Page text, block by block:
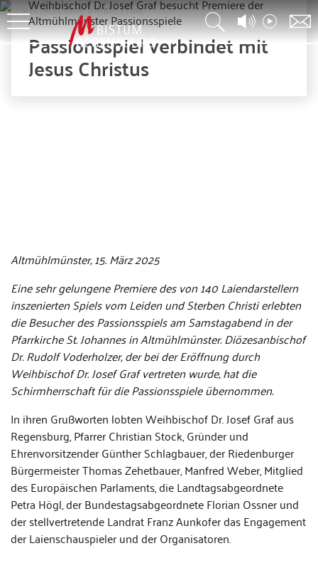
Weihbischof Dr. Josef Graf besucht Premiere der
Altmühlmünster Passionsspiele
Passionsspiel verbindet mit
Jesus Christus
Altmühlmünster, 15. März 2025
Eine sehr gelungene Premiere des von 140 Laiendarstellern
inszenierten Spiels vom Leiden und Sterben Christi erlebten
die Besucher des Passionsspiels am Samstagabend in der
Pfarrkirche St. Johannes in Altmühlmünster. Diözesanbischof
Dr. Rudolf Voderholzer, der bei der Eröffnung durch
Weihbischof Dr. Josef Graf vertreten wurde, hat die
Schirmherrschaft für die Passionsspiele übernommen.
In ihren Grußworten lobten Weihbischof Dr. Josef Graf aus
Regensburg, Pfarrer Christian Stock, Gründer und
Ehrenvorsitzender Günther Schlagbauer, der Riedenburger
Bürgermeister Thomas Zehetbauer, Manfred Weber, Mitglied
des Europäischen Parlaments, die Landtagsabgeordnete
Petra Högl, der Bundestagsabgeordnete Florian Ossner und
der stellvertretende Landrat Franz Aunkofer das Engagement
der Laienschauspieler und der Organisatoren.